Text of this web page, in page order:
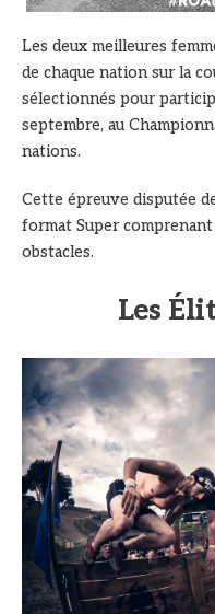
Les deux meilleures
de chaque nation sur la
sélectionnés pour
septembre, au
nations.
Cette épreuve disputée
format Super
obstacles.
Les